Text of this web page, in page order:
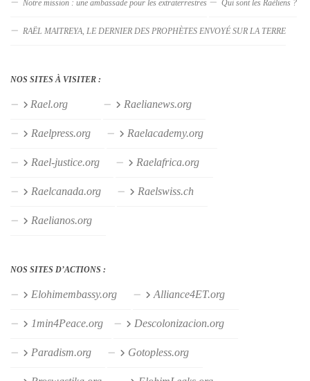
Notre mission : une ambassade pour les extraterrestres Qui sont les Raéliens ?
RAËL MAITREYA, LE DERNIER DES PROPHÈTES ENVOYÉ SUR LA TERRE
NOS SITES À VISITER :
Rael.org Raelianews.org
Raelpress.org Raelacademy.org
Rael-justice.org Raelafrica.org
Raelcanada.org Raelswiss.ch
Raelianos.org
NOS SITES D’ACTIONS :
Elohimembassy.org Alliance4ET.org
1min4Peace.org Descolonizacion.org
Paradism.org Gotopless.org